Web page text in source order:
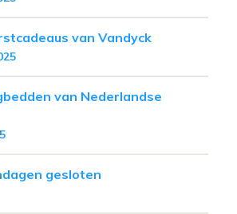
van Vandyck
van Nederlandse
gesloten